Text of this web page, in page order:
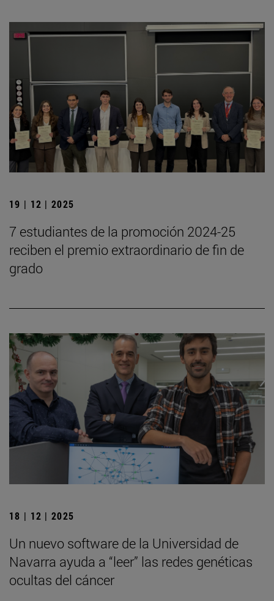
19 | 12 | 2025
7 estudiantes de la promoción 2024-25
reciben el premio extraordinario de fin de
grado
18 | 12 | 2025
Un nuevo software de la Universidad de
Navarra ayuda a “leer” las redes genéticas
ocultas del cáncer